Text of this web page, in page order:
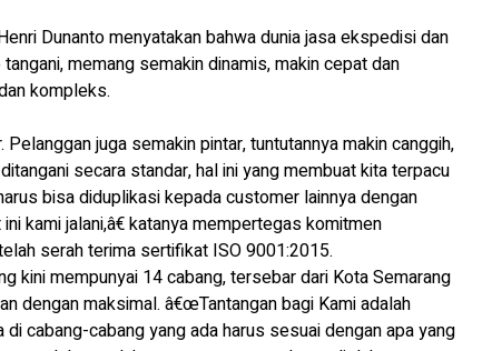
Dunanto menyatakan bahwa dunia jasa ekspedisi dan
memang semakin dinamis, makin cepat dan
kompleks.
juga semakin pintar, tuntutannya makin canggih,
secara standar, hal ini yang membuat kita terpacu
bisa diduplikasi kepada customer lainnya dengan
kami jalani,â€ katanya mempertegas komitmen
serah terima sertifikat ISO 9001:2015.
kini mempunyai 14 cabang, tersebar dari Kota Semarang
dengan maksimal. â€œTantangan bagi Kami adalah
cabang-cabang yang ada harus sesuai dengan apa yang